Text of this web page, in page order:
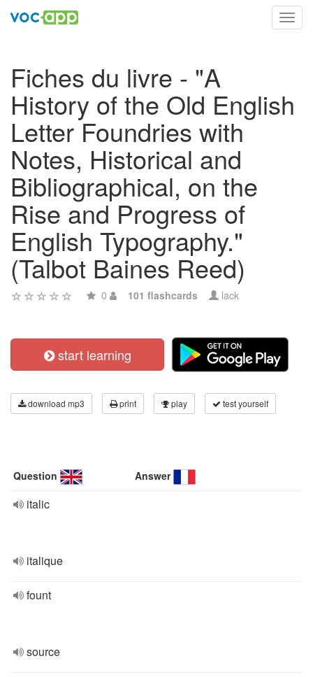
Fiches du livre - "A
History of the Old English
Letter Foundries with
Notes, Historical and
Bibliographical, on the
Rise and Progress of
English Typography."
(Talbot Baines Reed)
0 101 flashcards lack
start learning
download mp3 print play test yourself
Question Answer
italic
italique
fount
source